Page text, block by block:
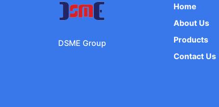
DSME Group
Home
About Us
Products
Contact Us